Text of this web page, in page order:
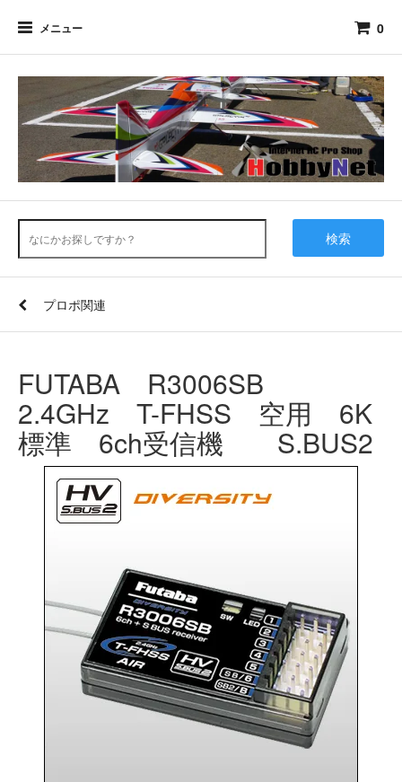
メニュー 0
検索
プロポ関連
FUTABA R3006SB
2.4GHz T-FHSS 空用 6K
標準 6ch受信機 S.BUS2